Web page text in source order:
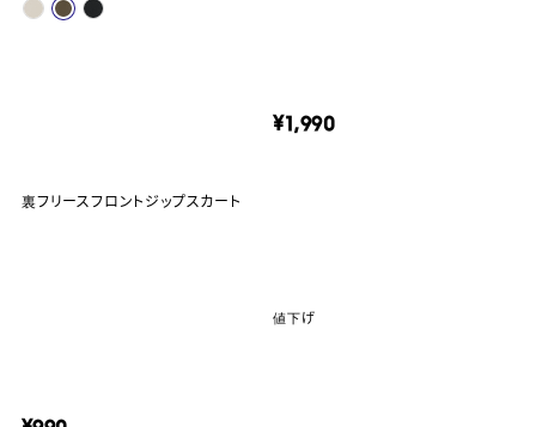
裏フリースフロントジップスカート
¥1,990
値下げ